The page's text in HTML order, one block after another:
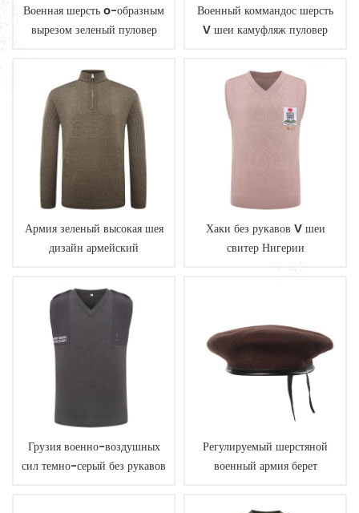
Военная шерсть o-образным
вырезом зеленый пуловер
Военный коммандос шерсть
V шеи камуфляж пуловер
Армия зеленый высокая шея
дизайн армейский
Хаки без рукавов V шеи
свитер Нигерии
Грузия военно-воздушных
сил темно-серый без рукавов
Регулируемый шерстяной
военный армия берет